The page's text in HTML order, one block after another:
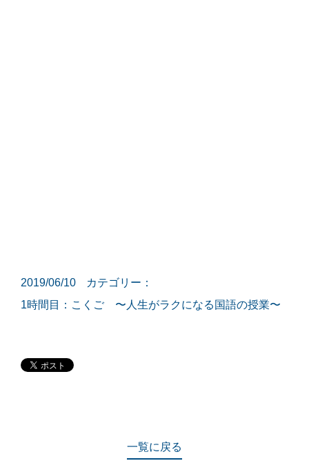
2019/06/10
カテゴリー：
1時間目：こくご 〜人生がラクになる国語の授業〜
一覧に戻る